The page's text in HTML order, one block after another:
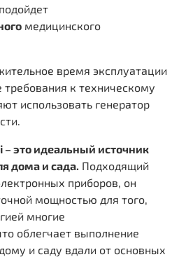
медицинского
время эксплуатации
требования к техническому
использовать генератор
– это идеальный источник
дома и сада. Подходящий
приборов, он
мощностью для того,
многие
облегчает выполнение
и саду вдали от основных